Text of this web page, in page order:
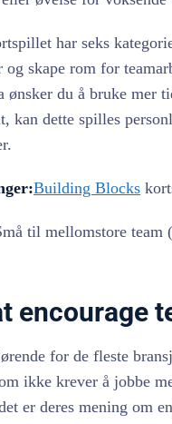
har seks
og skape rom for
ønsker du å bruke mer
kan dette spilles
Building Blocks
til mellomstore team
encourage
for de fleste
ikke krever å jobbe
er deres mening om